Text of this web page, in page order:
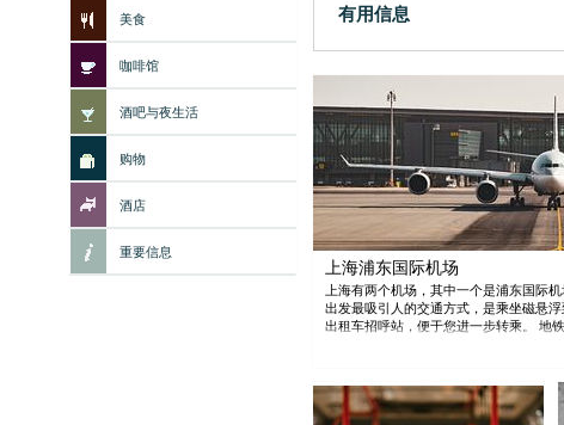
美食
咖啡馆
酒吧与夜生活
购物
酒店
重要信息
有用信息
上海浦东国际机场
上海有两个机场，其中一个是浦东国际
出发最吸引人的交通方式，是乘坐磁悬
出租车招呼站，便于您进一步转乘。 地
市中心。而其营业时间为上午6:00至晚
料：+86 21 6437 0000；
中心最多需要一个小时的时间，请全部
有开往市区各区域的穿梭巴士。在机场
您安排转乘。